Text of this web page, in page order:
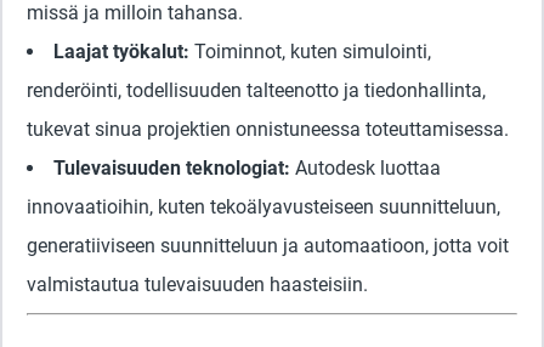
missä ja milloin tahansa.
Laajat työkalut: Toiminnot, kuten simulointi,
renderöinti, todellisuuden talteenotto ja tiedonhallinta,
tukevat sinua projektien onnistuneessa toteuttamisessa.
Tulevaisuuden teknologiat: Autodesk luottaa
innovaatioihin, kuten tekoälyavusteiseen suunnitteluun,
generatiiviseen suunnitteluun ja automaatioon, jotta voit
valmistautua tulevaisuuden haasteisiin.